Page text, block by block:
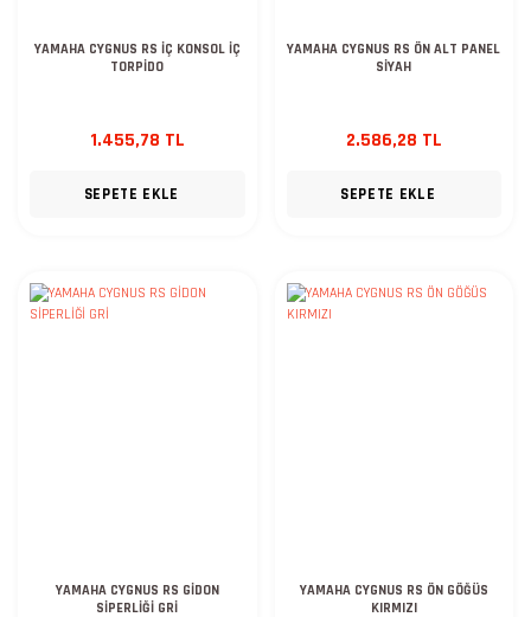
YAMAHA CYGNUS RS İÇ KONSOL İÇ
TORPİDO
1.455,78 TL
SEPETE EKLE
YAMAHA CYGNUS RS ÖN ALT PANEL
SİYAH
2.586,28 TL
SEPETE EKLE
YAMAHA CYGNUS RS GİDON
SİPERLİĞİ GRİ
YAMAHA CYGNUS RS ÖN GÖĞÜS
KIRMIZI